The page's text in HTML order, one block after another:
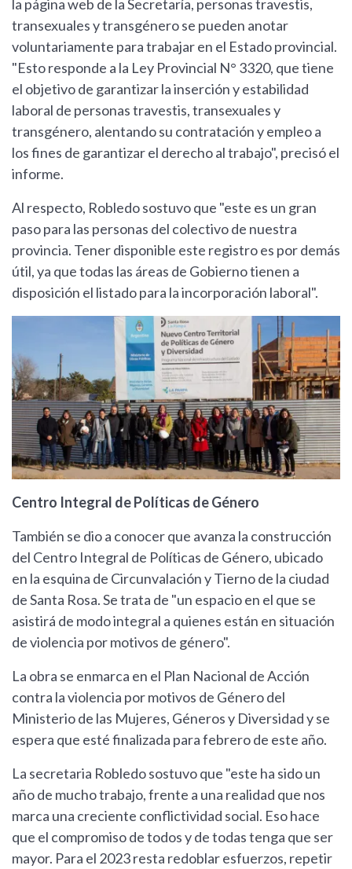
la página web de la Secretaría, personas travestis,
transexuales y transgénero se pueden anotar
voluntariamente para trabajar en el Estado provincial.
"Esto responde a la Ley Provincial N° 3320, que tiene
el objetivo de garantizar la inserción y estabilidad
laboral de personas travestis, transexuales y
transgénero, alentando su contratación y empleo a
los fines de garantizar el derecho al trabajo", precisó el
informe.
Al respecto, Robledo sostuvo que "este es un gran
paso para las personas del colectivo de nuestra
provincia. Tener disponible este registro es por demás
útil, ya que todas las áreas de Gobierno tienen a
disposición el listado para la incorporación laboral".
Centro Integral de Políticas de Género
También se dio a conocer que avanza la construcción
del Centro Integral de Políticas de Género, ubicado
en la esquina de Circunvalación y Tierno de la ciudad
de Santa Rosa. Se trata de "un espacio en el que se
asistirá de modo integral a quienes están en situación
de violencia por motivos de género".
La obra se enmarca en el Plan Nacional de Acción
contra la violencia por motivos de Género del
Ministerio de las Mujeres, Géneros y Diversidad y se
espera que esté finalizada para febrero de este año.
La secretaria Robledo sostuvo que "este ha sido un
año de mucho trabajo, frente a una realidad que nos
marca una creciente conflictividad social. Eso hace
que el compromiso de todos y de todas tenga que ser
mayor. Para el 2023 resta redoblar esfuerzos, repetir